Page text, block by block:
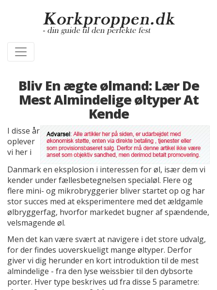
Bliv En ægte ølmand: Lær De
Mest Almindelige øltyper At
Kende
I disse år
oplever
vi her i
Danmark en eksplosion i interessen for øl, især dem vi
kender under fællesbetegnelsen specialøl. Flere og
flere mini- og mikrobryggerier bliver startet op og har
stor succes med at eksperimentere med det ældgamle
ølbryggerfag, hvorfor markedet bugner af spændende,
velsmagende øl.
Men det kan være svært at navigere i det store udvalg,
for der findes uoverskueligt mange øltyper. Derfor
giver vi dig herunder en kort introduktion til de mest
almindelige - fra den lyse weissbier til den dybsorte
porter. Hver type beskrives ud fra disse 5 parametre: